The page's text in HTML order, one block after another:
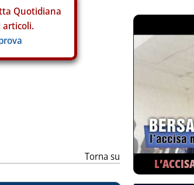
Quotidiana
articoli.
Torna su